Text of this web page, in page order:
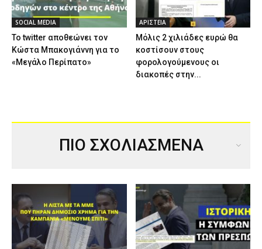
SOCIAL MEDIA
Το twitter αποθεώνει τον
Κώστα Μπακογιάννη για το
«Μεγάλο Περίπατο»
ΑΡΙΣΤΕΙΑ
Μόλις 2 χιλιάδες ευρώ θα
κοστίσουν στους
φορολογούμενους οι
διακοπές στην...
ΠΙΟ ΣΧΟΛΙΑΣΜΕΝΑ